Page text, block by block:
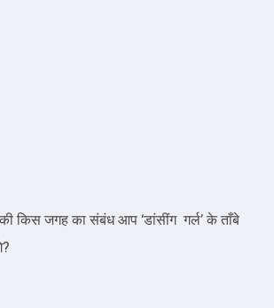
किस जगह का संबंध आप ‘डांसींग गर्ल’ के ताँबे